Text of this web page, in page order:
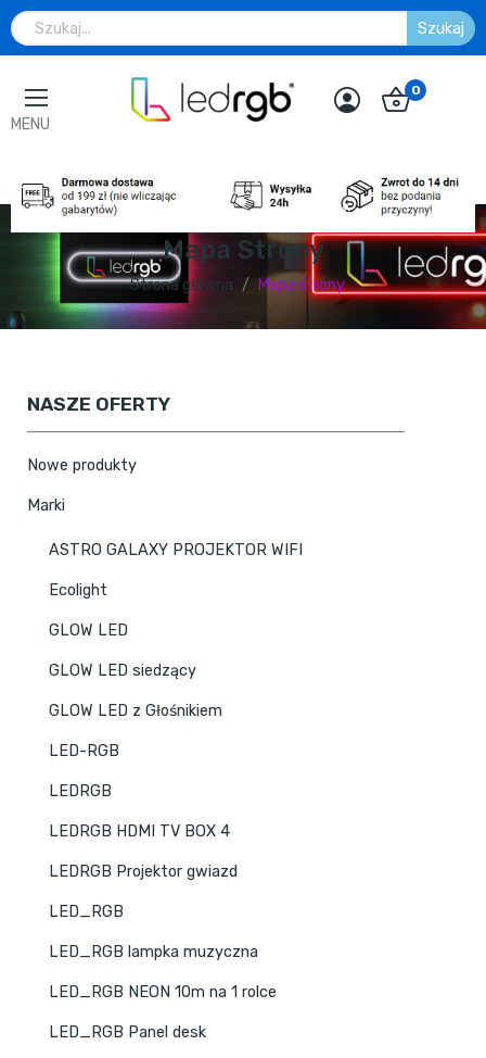
Szukaj
0
MENU
Mapa Strony
Strona główna Mapa strony
NASZE OFERTY
Nowe produkty
Marki
ASTRO GALAXY PROJEKTOR WIFI
Ecolight
GLOW LED
GLOW LED siedzący
GLOW LED z Głośnikiem
LED-RGB
LEDRGB
LEDRGB HDMI TV BOX 4
LEDRGB Projektor gwiazd
LED_RGB
LED_RGB lampka muzyczna
LED_RGB NEON 10m na 1 rolce
LED_RGB Panel desk